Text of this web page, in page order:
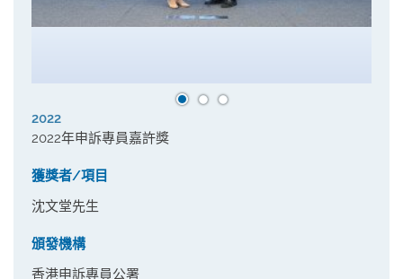
2022
2022年申訴專員嘉許獎
獲獎者/項目
沈文堂先生
頒發機構
香港申訴專員公署